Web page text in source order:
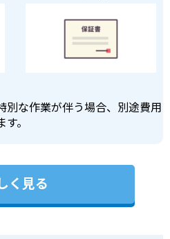
別な作業が伴う場合、別途費用
。
く見る